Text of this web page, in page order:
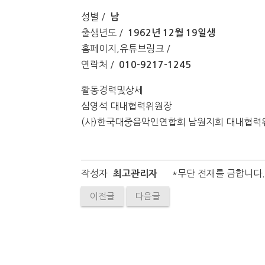
성별 / 남
출생년도 / 1962년 12월 19일생
홈페이지,유튜브링크 /
연락처 / 010-9217-1245
활동경력및상세
심영석 대내협력위원장
(사)한국대중음악인연합회 남원지회 대내협력
작성자 최고관리자 *무단 전재를 금합니다.
이전글 다음글